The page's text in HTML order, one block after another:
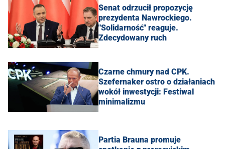
Senat odrzucił propozycję
prezydenta Nawrockiego.
"Solidarność" reaguje.
Zdecydowany ruch
Czarne chmury nad CPK.
Szefernaker ostro o działaniach
wokół inwestycji: Festiwal
minimalizmu
Partia Brauna promuje